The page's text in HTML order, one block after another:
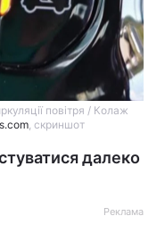
повітря / Колаж
, скриншот
далеко
Реклама